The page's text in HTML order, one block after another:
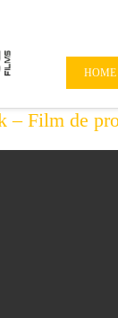
HOME
– Film de